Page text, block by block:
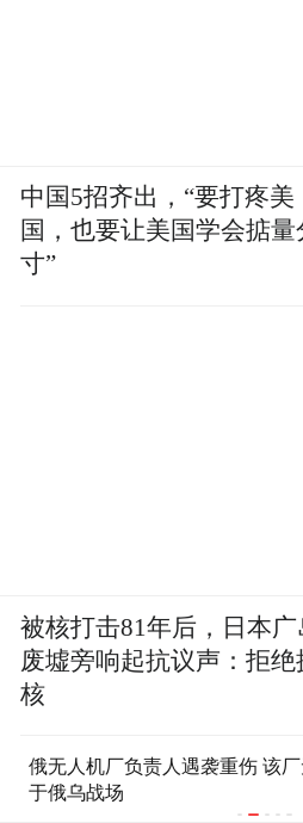
俄无人机厂负责人遇袭重伤 该
于俄乌战场
中国5招齐出，“要打疼美
国，也要让美国学会掂量
寸”
被核打击81年后，日本广
废墟旁响起抗议声：拒绝
核